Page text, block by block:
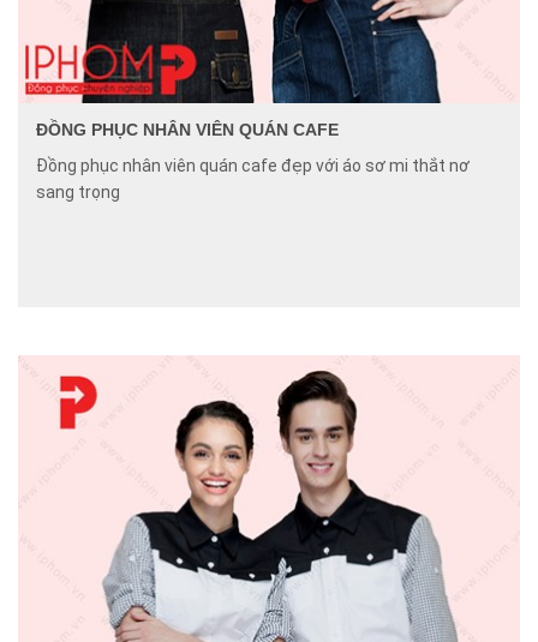
ĐỒNG PHỤC NHÂN VIÊN QUÁN CAFE
Đồng phục nhân viên quán cafe đẹp với áo sơ mi thắt nơ
sang trọng